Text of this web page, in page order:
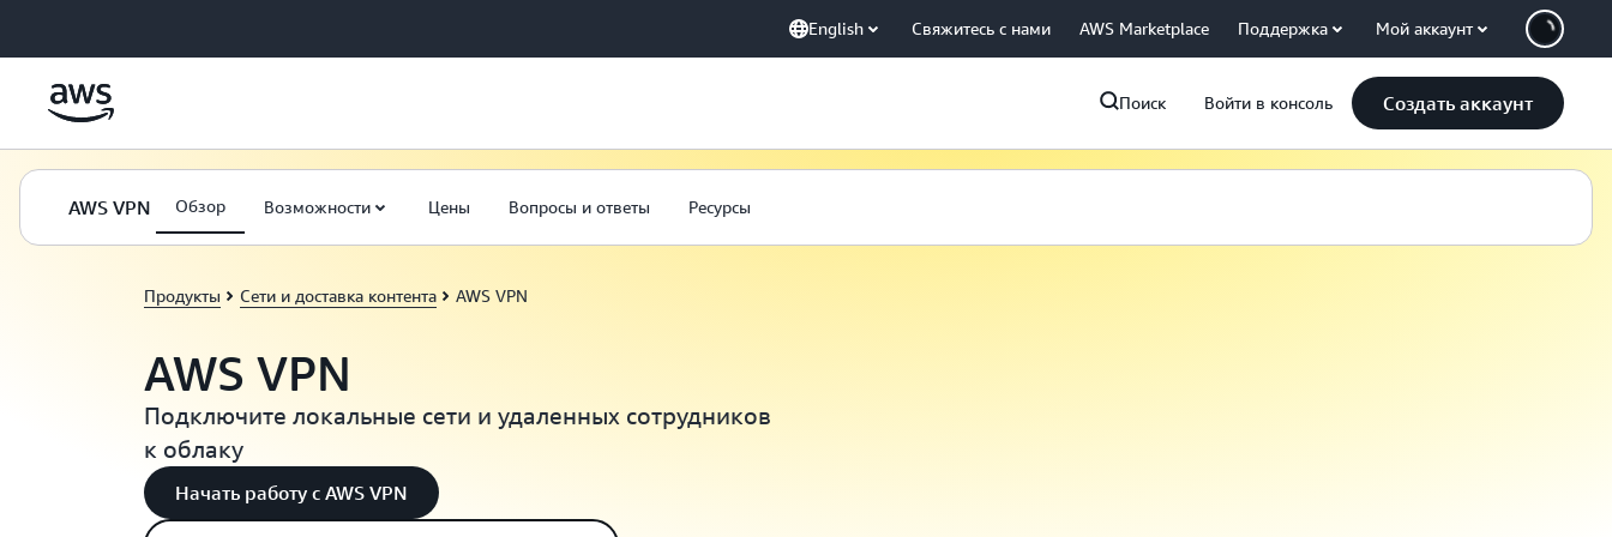
English Свяжитесь с нами AWS Marketplace Поддержка Мой аккаунт
Поиск Войти в консоль Создать аккаунт
AWS VPN Обзор Возможности Цены Вопросы и ответы Ресурсы
Продукты Сети и доставка контента AWS VPN
AWS VPN
Подключите локальные сети и удаленных сотрудников
к облаку
Начать работу с AWS VPN